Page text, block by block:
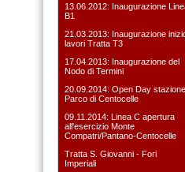
13.06.2012: Inaugurazione
B1
21.03.2013: Inaugurazione
lavori Tratta T3
17.04.2013: Inaugurazione del
Nodo di Termini
20.09.2014: Open Day stazione
Parco di Centocelle
09.11.2014: Linea C apertura
all'esercizio Monte
Compatri/Pantano-Centocelle
Tratta S. Giovanni - Fori
Imperiali